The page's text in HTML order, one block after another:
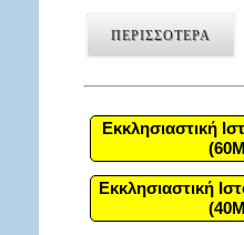
ΠΕΡΙΣΣΟΤΕΡΑ
Εκκλησιαστική
Εκκλησιαστική